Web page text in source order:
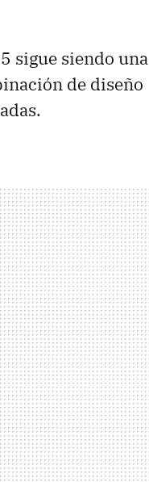
sigue siendo una
de diseño